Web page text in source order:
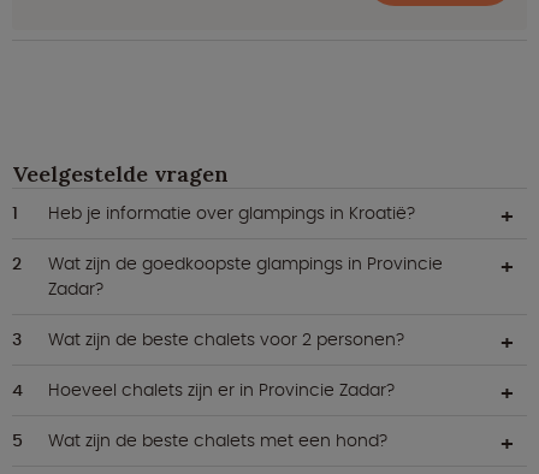
Veelgestelde vragen
Heb je informatie over glampings in Kroatië?
Wat zijn de goedkoopste glampings in Provincie
Zadar?
Wat zijn de beste chalets voor 2 personen?
Hoeveel chalets zijn er in Provincie Zadar?
Wat zijn de beste chalets met een hond?